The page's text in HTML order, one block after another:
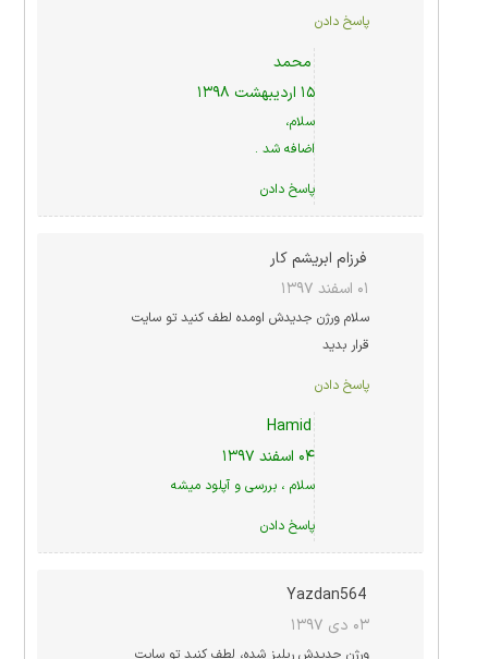
پاسخ دادن
محمد
۱۵ اردیبهشت ۱۳۹۸
سلام،
اضافه شد .
پاسخ دادن
فرزام ابریشم کار
۰۱ اسفند ۱۳۹۷
سلام ورژن جدیدش اومده لطف کنید تو سایت
قرار بدید
پاسخ دادن
Hamid
۰۴ اسفند ۱۳۹۷
سلام ، بررسی و آپلود میشه
پاسخ دادن
Yazdan564
۰۳ دی ۱۳۹۷
ورژن جدیدش ریلیز شده، لطف کنید تو سایت